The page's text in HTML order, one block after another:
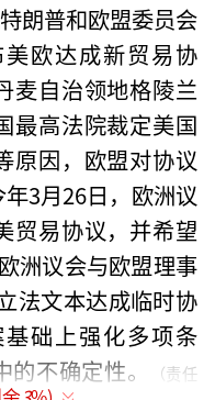
朗普和欧盟委员会
欧达成新贸易协
麦自治领地格陵兰
最高法院裁定美国
原因，欧盟对协议
3月26日，欧洲议
贸易协议，并希望
洲议会与欧盟理事
法文本达成临时协
础上强化多项条
不确定性。
（责任